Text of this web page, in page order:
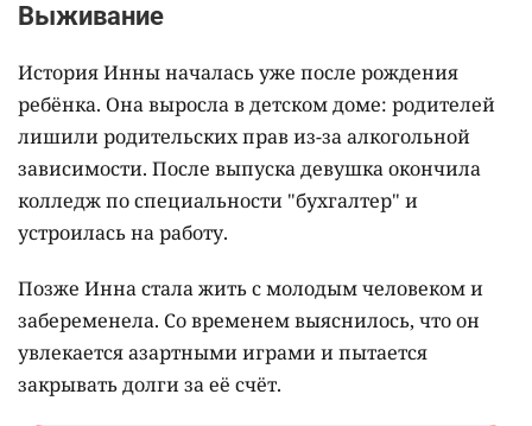
Выживание
История Инны началась уже после рождения
ребёнка. Она выросла в детском доме: родителей
лишили родительских прав из-за алкогольной
зависимости. После выпуска девушка окончила
колледж по специальности "бухгалтер" и
устроилась на работу.
Позже Инна стала жить с молодым человеком и
забеременела. Со временем выяснилось, что он
увлекается азартными играми и пытается
закрывать долги за её счёт.